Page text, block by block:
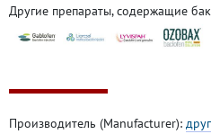
Другие препараты, содержащие
Производитель (Manufacturer):